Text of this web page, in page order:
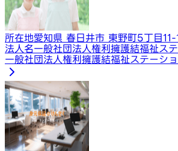
所在地愛知県 春日井市 東野町5丁目
法人名一般社団法人権利擁護結福祉ス
一般社団法人権利擁護結福祉ステーシ